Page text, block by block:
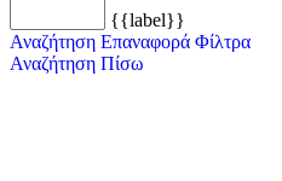
{{label}}
Αναζήτηση Επαναφορά Φίλτρα
Αναζήτηση Πίσω